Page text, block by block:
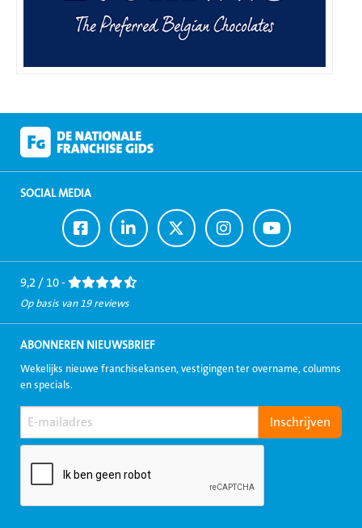
SOCIAL MEDIA
Ga
naar
Facebook
Ga
naar
LinkedIn
Ga
naar
Twitter
Ga
naar
Instagram
Ga
naar
Youtube
9,2 / 10 -
Op basis van 19 reviews
ABONNEREN NIEUWSBRIEF
Wekelijks nieuwe franchisekansen, vestigingen ter overname, columns
en specials.